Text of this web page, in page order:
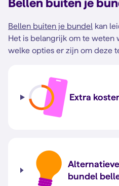
Bellen buiten je
Bellen buiten je bundel kan
Het is belangrijk om te weten
welke opties er zijn om deze
Extra
bundel